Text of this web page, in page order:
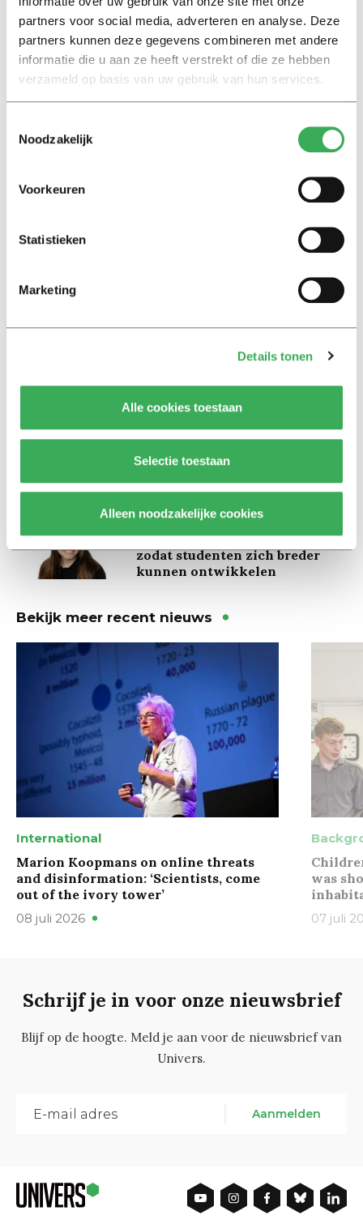
partners voor social media, adverteren en analyse. Deze
partners kunnen deze gegevens combineren met andere
informatie die u aan ze heeft verstrekt of die ze hebben
verzameld op basis van uw gebruik van hun services.
Noodzakelijk
Voorkeuren
Statistieken
Marketing
Details tonen
Alle cookies toestaan
Selectie toestaan
Alleen noodzakelijke cookies
Marion Koopmans over online
bedreigingen en desinformatie:
slaapmiddelen: zo komen
studenten de tentamenperiode
door
Column
Maak het onderwijs flexibel,
zodat studenten zich breder
kunnen ontwikkelen
Bekijk meer recent nieuws
International
Marion Koopmans on online threats
and disinformation: ‘Scientists, come
out of the ivory tower’
08 juli 2026
was
07 juli
Schrijf je in voor onze nieuwsbrief
Blijf op de hoogte. Meld je aan voor de nieuwsbrief van
Univers.
Aanmelden